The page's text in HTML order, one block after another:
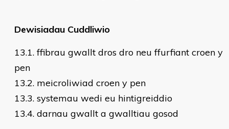
Dewisiadau Cuddliwio
ffibrau gwallt dros dro neu ffurfiant croen y
pen
meicroliwiad croen y pen
systemau wedi eu hintigreiddio
darnau gwallt a gwalltiau gosod